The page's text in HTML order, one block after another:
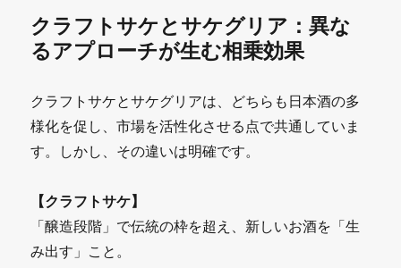
クラフトサケとサケグリア：異な
るアプローチが生む相乗効果
クラフトサケとサケグリアは、どちらも日本酒の多
様化を促し、市場を活性化させる点で共通していま
す。しかし、その違いは明確です。
【クラフトサケ】
「醸造段階」で伝統の枠を超え、新しいお酒を「生
み出す」こと。